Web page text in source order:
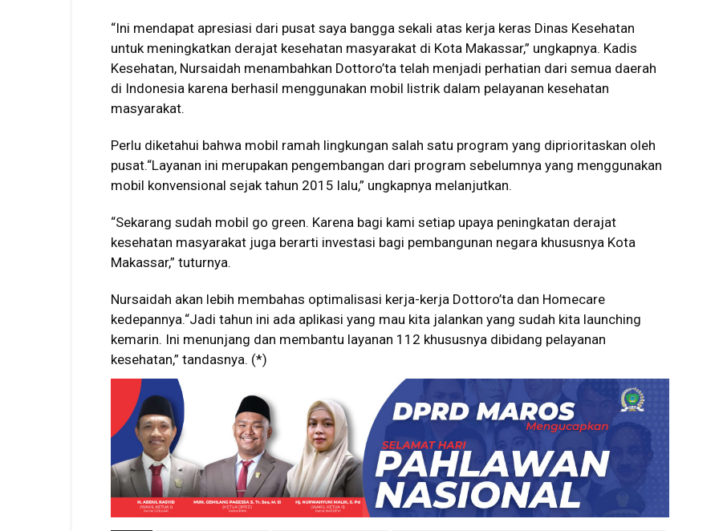
“Ini mendapat apresiasi dari pusat saya bangga sekali atas kerja keras Dinas Kesehatan
untuk meningkatkan derajat kesehatan masyarakat di Kota Makassar,” ungkapnya. Kadis
Kesehatan, Nursaidah menambahkan Dottoro’ta telah menjadi perhatian dari semua daerah
di Indonesia karena berhasil menggunakan mobil listrik dalam pelayanan kesehatan
masyarakat.
Perlu diketahui bahwa mobil ramah lingkungan salah satu program yang diprioritaskan oleh
pusat.“Layanan ini merupakan pengembangan dari program sebelumnya yang menggunakan
mobil konvensional sejak tahun 2015 lalu,” ungkapnya melanjutkan.
“Sekarang sudah mobil go green. Karena bagi kami setiap upaya peningkatan derajat
kesehatan masyarakat juga berarti investasi bagi pembangunan negara khususnya Kota
Makassar,” tuturnya.
Nursaidah akan lebih membahas optimalisasi kerja-kerja Dottoro’ta dan Homecare
kedepannya.“Jadi tahun ini ada aplikasi yang mau kita jalankan yang sudah kita launching
kemarin. Ini menunjang dan membantu layanan 112 khususnya dibidang pelayanan
kesehatan,” tandasnya. (*)